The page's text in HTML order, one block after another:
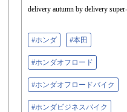
delivery autumn by delivery
#ホンダ #本田
#ホンダオフロード
#ホンダオフロードバイク
#ホンダビジネスバイク